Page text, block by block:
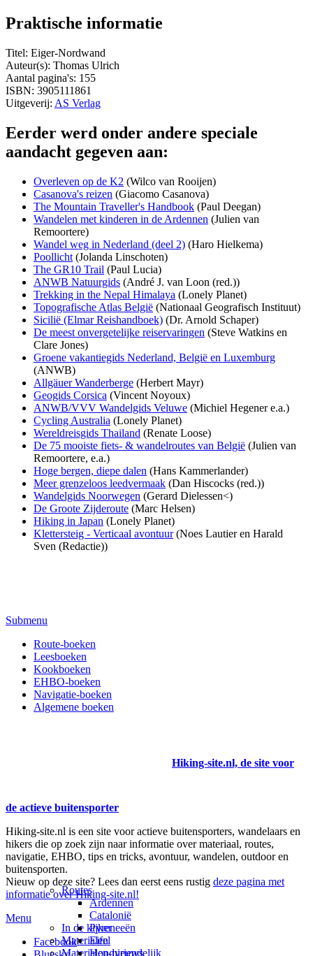
Praktische informatie
Titel: Eiger-Nordwand
Auteur(s): Thomas Ulrich
Aantal pagina's: 155
ISBN: 3905111861
Uitgeverij: AS Verlag
Eerder werd onder andere speciale
aandacht gegeven aan:
Overleven op de K2 (Wilco van Rooijen)
Casanova's reizen (Giacomo Casanova)
The Mountain Traveller's Handbook (Paul Deegan)
Wandelen met kinderen in de Ardennen (Julien van
Remoortere)
Wandel weg in Nederland (deel 2) (Haro Hielkema)
Poollicht (Jolanda Linschoten)
The GR10 Trail (Paul Lucia)
ANWB Natuurgids (André J. van Loon (red.))
Trekking in the Nepal Himalaya (Lonely Planet)
Topografische Atlas België (Nationaal Geografisch Instituut)
Sicilië (Elmar Reishandboek) (Dr. Arnold Schaper)
De meest onvergetelijke reiservaringen (Steve Watkins en
Clare Jones)
Groene vakantiegids Nederland, België en Luxemburg
(ANWB)
Allgäuer Wanderberge (Herbert Mayr)
Geogids Corsica (Vincent Noyoux)
ANWB/VVV Wandelgids Veluwe (Michiel Hegener e.a.)
Cycling Australia (Lonely Planet)
Wereldreisgids Thailand (Renate Loose)
De 75 mooiste fiets- & wandelroutes van België (Julien van
Remoortere, e.a.)
Hoge bergen, diepe dalen (Hans Kammerlander)
Meer grenzeloos leedvermaak (Dan Hiscocks (red.))
Wandelgids Noorwegen (Gerard Dielessen<)
De Groote Zijderoute (Marc Helsen)
Hiking in Japan (Lonely Planet)
Klettersteig - Verticaal avontuur(Noes Lautier en Harald
Sven (Redactie))
Submenu
Route-boeken
Leesboeken
Kookboeken
EHBO-boeken
Navigatie-boeken
Algemene boeken
Hiking-site.nl, de site voor
de actieve buitensporter
Hiking-site.nl is een site voor actieve buitensporters, wandelaars en
hikers die op zoek zijn naar informatie over materiaal, routes,
navigatie, EHBO, tips en tricks, avontuur, wandelen, outdoor en
buitensporten.
Nieuw op deze site? Lees dan eerst eens rustig deze pagina met
informatie over Hiking-site.nl!
Menu
Facebook
In de kijker
Materialen
Materialen-nieuws
Routes
Ardennen
Catalonië
Pyreneeën
Eifel
Hondvriendelijk